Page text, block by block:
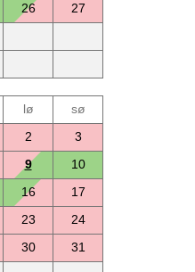
26
27
lø
sø
2
3
9
10
16
17
23
24
30
31